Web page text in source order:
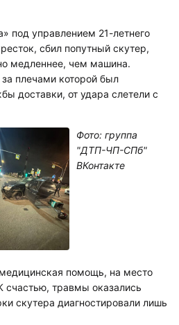
под управлением 21-летнего
сбил попутный скутер,
медленнее, чем машина.
за плечами которой был
доставки, от удара слетели с
Фото: группа
"ДТП-ЧП-СПб"
ВКонтакте
помощь, на место
травмы оказались
скутера диагностировали лишь